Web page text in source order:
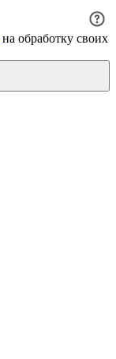
на обработку своих